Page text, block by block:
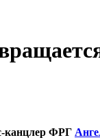
канцлер ФРГ